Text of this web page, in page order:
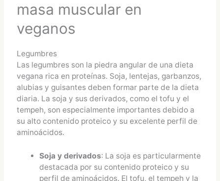
masa muscular en
veganos
Legumbres
Las legumbres son la piedra angular de una dieta
vegana rica en proteínas. Soja, lentejas, garbanzos,
alubias y guisantes deben formar parte de la dieta
diaria. La soja y sus derivados, como el tofu y el
tempeh, son especialmente importantes debido a
su alto contenido proteico y su excelente perfil de
aminoácidos.
Soja y derivados: La soja es particularmente
destacada por su contenido proteico y su
perfil de aminoácidos. El tofu, el tempeh y la